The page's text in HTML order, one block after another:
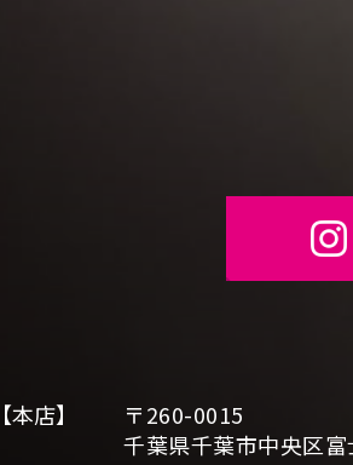
【本店】
〒260-0015
千葉県千葉市中央区